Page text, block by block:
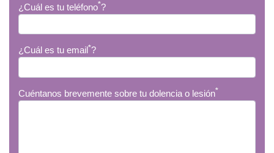
¿Cuál es tu teléfono*?
¿Cuál es tu email*?
Cuéntanos brevemente sobre tu dolencia o lesión*